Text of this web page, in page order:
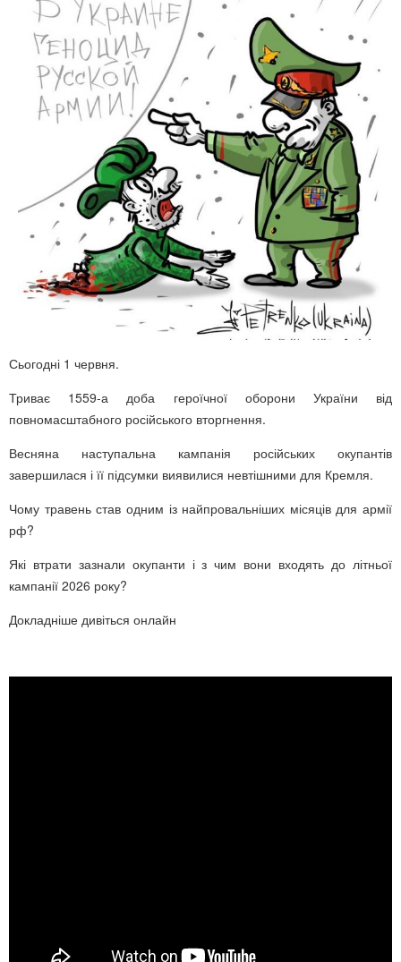
Сьогодні 1 червня.
Триває 1559-а доба героїчної оборони України від
повномасштабного російського вторгнення.
Весняна наступальна кампанія російських окупантів
завершилася і її підсумки виявилися невтішними для Кремля.
Чому травень став одним із найпровальніших місяців для армії
рф?
Які втрати зазнали окупанти і з чим вони входять до літньої
кампанії 2026 року?
Докладніше дивіться онлайн